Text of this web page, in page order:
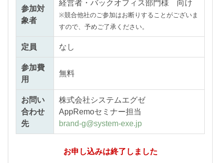
参加対
象者
経営者・バックオフィス部門様 向け
※競合他社のご参加はお断りすることがございま
すので、予めご了承ください。
定員 なし
参加費
用
無料
お問い
合わせ
先
株式会社システムエグゼ
AppRemoセミナー担当
brand-g@system-exe.jp
お申し込みは終了しました